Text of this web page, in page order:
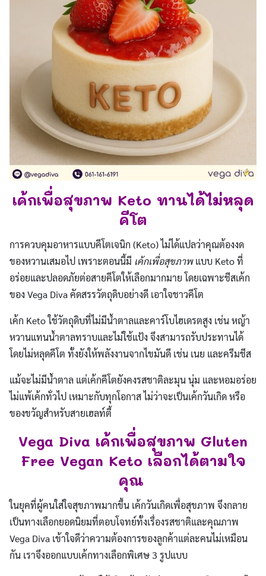
เค้กเพื่อสุขภาพ Keto ทานได้ไม่หลุด
คีโต
การควบคุมอาหารแบบคีโตเจนิก (Keto) ไม่ได้แปลว่าคุณต้องงด
ของหวานเสมอไป เพราะตอนนี้มี เค้กเพื่อสุขภาพแบบ Keto ที่
อร่อยและปลอดภัยต่อสายคีโตให้เลือกมากมาย โดยเฉพาะชีสเค้ก
ของ Vega Diva คัดสรรวัตถุดิบอย่างดี เอาใจชาวคีโต
เค้ก Keto ใช้วัตถุดิบที่ไม่มีน้ำตาลและคาร์โบไฮเดรตสูง เช่น หญ้า
หวานแทนน้ำตาลทราบและไม่ใช้แป้ง จึงสามารถรับประทานได้
โดยไม่หลุดคีโต ทั้งยังให้พลังงานจากไขมันดี เช่น เนย และครีมชีส
แม้จะไม่มีน้ำตาล แต่เค้กคีโตยังคงรสชาติละมุน นุ่ม และหอมอร่อย
ไม่แพ้เค้กทั่วไป เหมาะกับทุกโอกาส ไม่ว่าจะเป็นเค้กวันเกิด หรือ
ของขวัญสำหรับสายเฮลท์ตี้
Vega Diva เค้กเพื่อสุขภาพ Gluten
Free Vegan Keto เลือกได้ตามใจ
คุณ
ในยุคที่ผู้คนใส่ใจสุขภาพมากขึ้น เค้กวันเกิดเพื่อสุขภาพ จึงกลาย
เป็นทางเลือกยอดนิยมที่ตอบโจทย์ทั้งเรื่องรสชาติและคุณภาพ
Vega Diva เข้าใจดีว่าความต้องการของลูกค้าแต่ละคนไม่เหมือน
กัน เราจึงออกแบบเค้กทางเลือกพิเศษ 3 รูปแบบ